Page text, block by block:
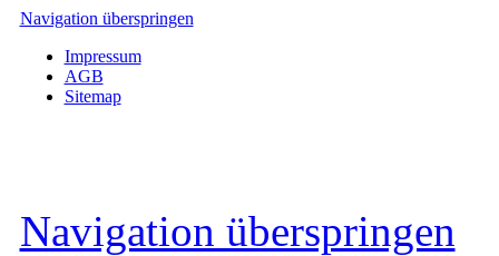
Navigation überspringen
Impressum
AGB
Sitemap
Navigation überspringen